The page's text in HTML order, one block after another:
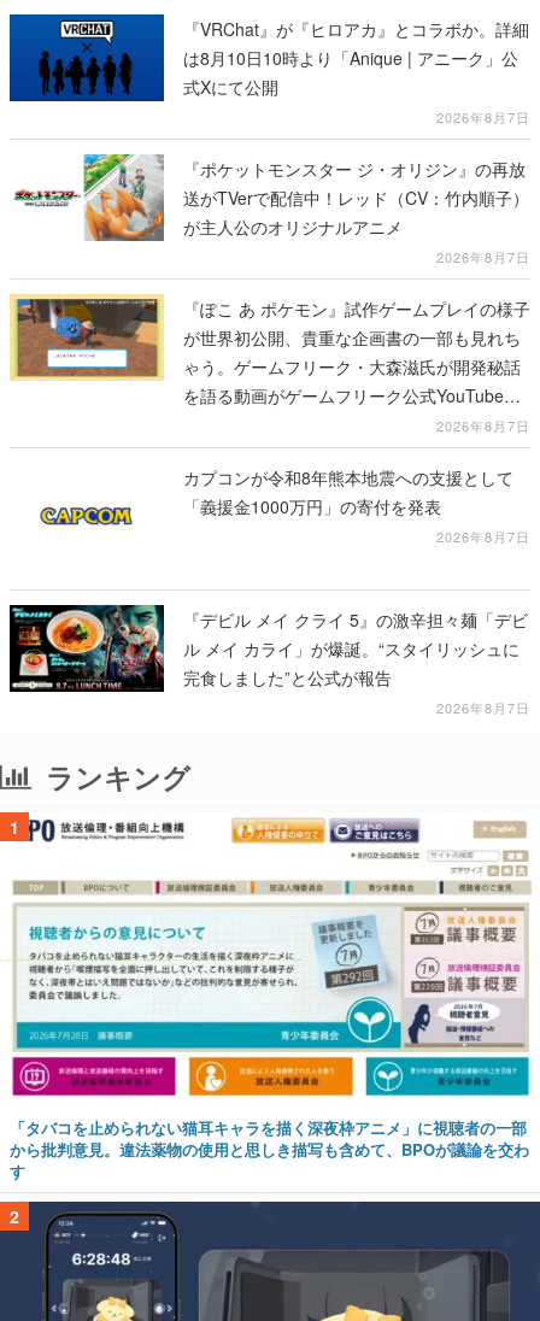
『VRChat』が『ヒロアカ』とコラボか。詳細
は8月10日10時より「Anique | アニーク」公
式Xにて公開
2026年8月7日
『ポケットモンスター ジ・オリジン』の再放
送がTVerで配信中！レッド（CV：竹内順子）
が主人公のオリジナルアニメ
2026年8月7日
『ぽこ あ ポケモン』試作ゲームプレイの様子
が世界初公開、貴重な企画書の一部も見れち
ゃう。ゲームフリーク・大森滋氏が開発秘話
を語る動画がゲームフリーク公式YouTubeで
2026年8月7日
カプコンが令和8年熊本地震への支援として
「義援金1000万円」の寄付を発表
2026年8月7日
『デビル メイ クライ 5』の激辛担々麺「デビ
ル メイ カライ」が爆誕。“スタイリッシュに
完食しました”と公式が報告
2026年8月7日
ランキング
1
「タバコを止められない猫耳キャラを描く深夜枠アニメ」に視聴者の一部
から批判意見。違法薬物の使用と思しき描写も含めて、BPOが議論を交わ
す
2